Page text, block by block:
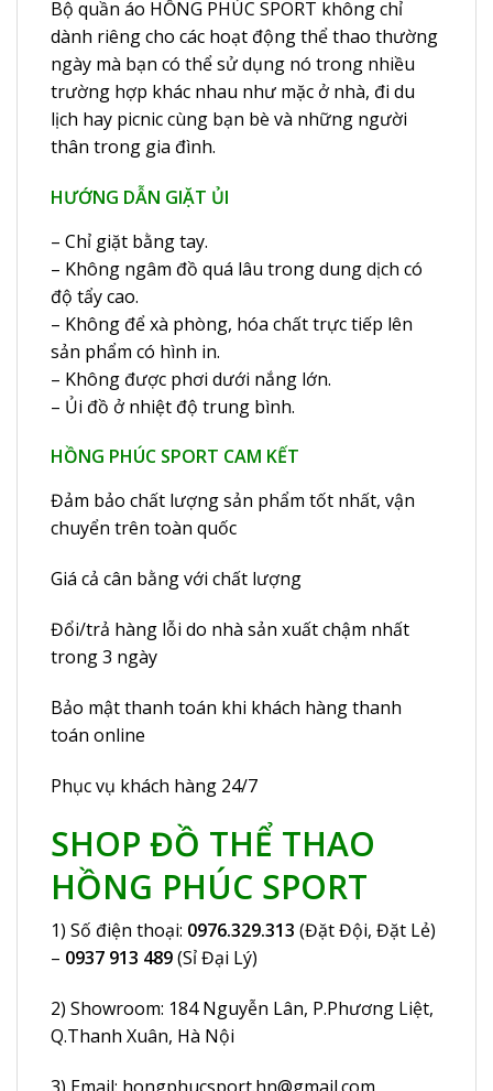
Bộ quần áo HỒNG PHÚC SPORT không chỉ
dành riêng cho các hoạt động thể thao thường
ngày mà bạn có thể sử dụng nó trong nhiều
trường hợp khác nhau như mặc ở nhà, đi du
lịch hay picnic cùng bạn bè và những người
thân trong gia đình.
HƯỚNG DẪN GIẶT ỦI
– Chỉ giặt bằng tay.
– Không ngâm đồ quá lâu trong dung dịch có
độ tẩy cao.
– Không để xà phòng, hóa chất trực tiếp lên
sản phẩm có hình in.
– Không được phơi dưới nắng lớn.
– Ủi đồ ở nhiệt độ trung bình.
HỒNG PHÚC SPORT CAM KẾT
Đảm bảo chất lượng sản phẩm tốt nhất, vận
chuyển trên toàn quốc
Giá cả cân bằng với chất lượng
Đổi/trả hàng lỗi do nhà sản xuất chậm nhất
trong 3 ngày
Bảo mật thanh toán khi khách hàng thanh
toán online
Phục vụ khách hàng 24/7
SHOP ĐỒ THỂ THAO
HỒNG PHÚC SPORT
1) Số điện thoại: 0976.329.313 (Đặt Đội, Đặt Lẻ)
– 0937 913 489(Sỉ Đại Lý)
2) Showroom: 184 Nguyễn Lân, P.Phương Liệt,
Q.Thanh Xuân, Hà Nội